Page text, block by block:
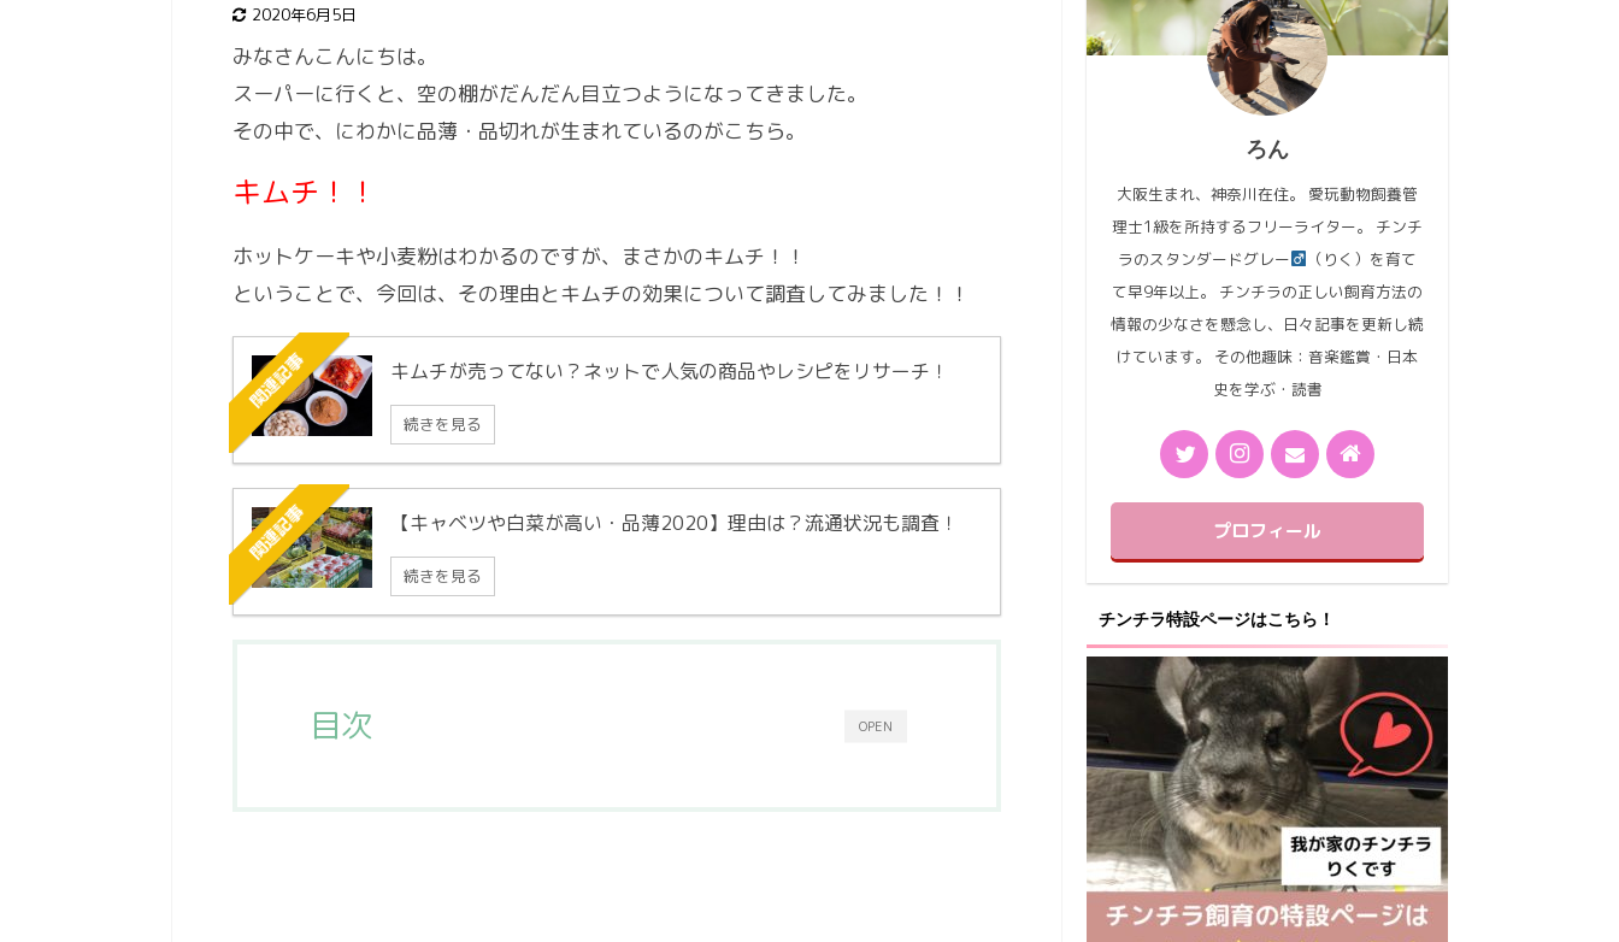
2020年6月5日
みなさんこんにちは。
スーパーに行くと、空の棚がだんだん目立つようになってきました。
その中で、にわかに品薄・品切れが生まれているのがこちら。
キムチ！！
ホットケーキや小麦粉はわかるのですが、まさかのキムチ！！
ということで、今回は、その理由とキムチの効果について調査してみました！！
関連記事 キムチが売ってない？ネットで人気の商品やレシピをリサーチ！
続きを見る
関連記事 【キャベツや白菜が高い・品薄2020】理由は？流通状況も調査！
続きを見る
OPEN
目次
ろん
大阪生まれ、神奈川在住。 愛玩動物飼養管
理士1級を所持するフリーライター。 チンチ
ラのスタンダードグレー
（りく）を育て
て早9年以上。 チンチラの正しい飼育方法の
情報の少なさを懸念し、日々記事を更新し続
けています。 その他趣味：音楽鑑賞・日本
史を学ぶ・読書
プロフィール
チンチラ特設ページはこちら！